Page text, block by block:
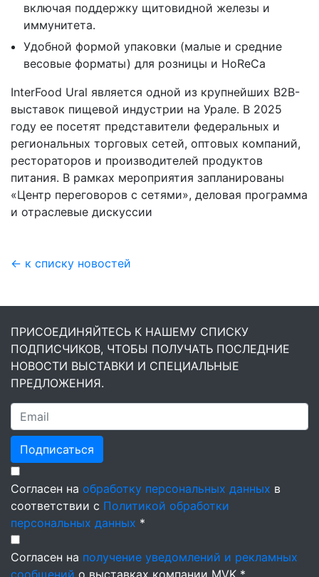
включая поддержку щитовидной железы и
иммунитета.
Удобной формой упаковки (малые и средние
весовые форматы) для розницы и HoReCa
InterFood Ural является одной из крупнейших B2B-
выставок пищевой индустрии на Урале. В 2025
году ее посетят представители федеральных и
региональных торговых сетей, оптовых компаний,
рестораторов и производителей продуктов
питания. В рамках мероприятия запланированы
«Центр переговоров с сетями», деловая программа
и отраслевые дискуссии
← к списку новостей
ПРИСОЕДИНЯЙТЕСЬ К НАШЕМУ СПИСКУ
ПОДПИСЧИКОВ, ЧТОБЫ ПОЛУЧАТЬ ПОСЛЕДНИЕ
НОВОСТИ ВЫСТАВКИ И СПЕЦИАЛЬНЫЕ
ПРЕДЛОЖЕНИЯ.
Подписаться
Согласен на обработку персональных данных в
соответствии с Политикой обработки
персональных данных *
Согласен на получение уведомлений и рекламных